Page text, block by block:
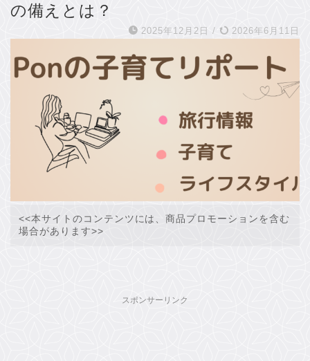
の備えとは？
2025年12月2日 / 2026年6月11日
<<本サイトのコンテンツには、商品プロモーションを含む
場合があります>>
スポンサーリンク